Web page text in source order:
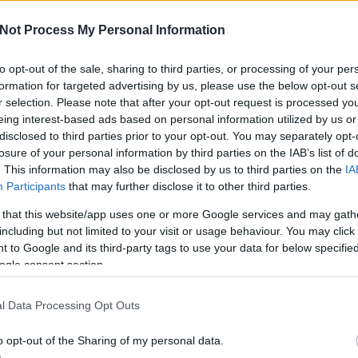
Process My Personal Information
opt-out of the sale, sharing to third parties, or processing of your
for targeted advertising by us, please use the below opt-out
selection. Please note that after your opt-out request is processed
interest-based ads based on personal information utilized by us
to third parties prior to your opt-out. You may separately
of your personal information by third parties on the IAB’s list of
This information may also be disclosed by us to third parties on the
Participants that may further disclose it to other third parties.
that this website/app uses one or more Google services and may
but not limited to your visit or usage behaviour. You may
to Google and its third-party tags to use your data for below
consent section.
Data Processing Opt Outs
opt-out of the Sharing of my personal data.
az engedélyek megkérésén, de erről majd később)
szerda örömteli információt hozott számunkra. Az előző heti blog
és elérhetőségi problémát megoldottuk, így a néhol eddig
vált.
keresztül vállalunk területfoglalási engedély intézést is!
Az
fejlesztés alatt áll, de a szolgáltatás elindult, megkönnyítve a
még a későbbiekben részletesen beszámolunk.
Budapest Konténer a Budapest-Bamako Rally egyik csapatának
200 felszerelt tolltartót juttat el bissau-Guineai gyerekeknek.
akciónkhoz, elérhetőségeink bármelyikén jelezhetitek nekünk.
hulladék bamako engedély területfoglalási